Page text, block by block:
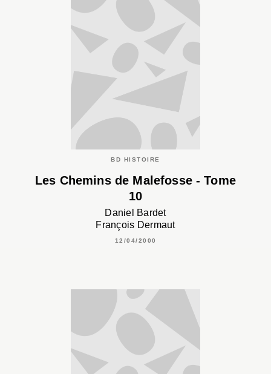
BD HISTOIRE
Les Chemins de Malefosse - Tome
10
Daniel Bardet
François Dermaut
12/04/2000